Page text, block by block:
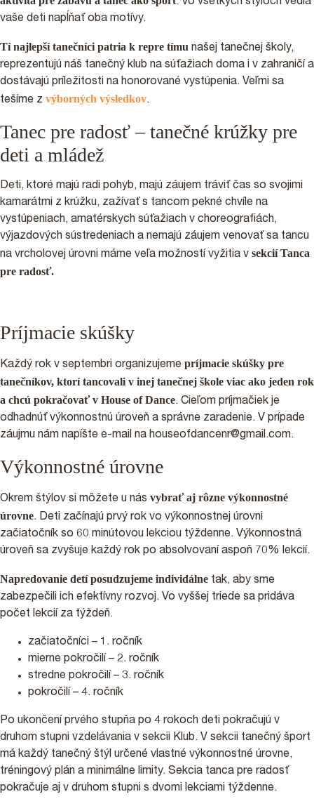
vaše deti napĺňať oba motívy.
Tí najlepší tanečníci patria k repre tímu našej tanečnej školy,
reprezentujú náš tanečný klub na súťažiach doma i v zahraničí a
dostávajú príležitosti na honorované vystúpenia. Veľmi sa
tešíme z výborných výsledkov.
Tanec pre radosť – tanečné krúžky pre
deti a mládež
Deti, ktoré majú radi pohyb, majú záujem tráviť čas so svojimi
kamarátmi z krúžku, zažívať s tancom pekné chvíle na
vystúpeniach, amatérskych súťažiach v choreografiách,
výjazdových sústredeniach a nemajú záujem venovať sa tancu
na vrcholovej úrovni máme veľa možností vyžitia v sekcií Tanca
pre radosť.
Príjmacie skúšky
Každý rok v septembri organizujeme príjmacie skúšky pre
tanečníkov, ktorí tancovali v inej tanečnej škole viac ako jeden rok
a chcú pokračovať v House of Dance. Cieľom príjmačiek je
odhadnúť výkonnostnú úroveň a správne zaradenie. V prípade
záujmu nám napíšte e-mail na houseofdancenr@gmail.com.
Výkonnostné úrovne
Okrem štýlov si môžete u nás vybrať aj rôzne výkonnostné
úrovne. Deti začínajú prvý rok vo výkonnostnej úrovni
začiatočník so 60 minútovou lekciou týždenne. Výkonnostná
úroveň sa zvyšuje každý rok po absolvovaní aspoň 70% lekcií.
Napredovanie detí posudzujeme individálne tak, aby sme
zabezpečili ich efektívny rozvoj. Vo vyššej triede sa pridáva
počet lekcií za týždeň.
začiatočníci – 1. ročník
mierne pokročilí – 2. ročník
stredne pokročilí – 3. ročník
pokročilí – 4. ročník
Po ukončení prvého stupňa po 4 rokoch deti pokračujú v
druhom stupni vzdelávania v sekcii Klub. V sekcii tanečný šport
má každý tanečný štýl určené vlastné výkonnostné úrovne,
tréningový plán a minimálne limity. Sekcia tanca pre radosť
pokračuje aj v druhom stupni s dvomi lekciami týždenne.